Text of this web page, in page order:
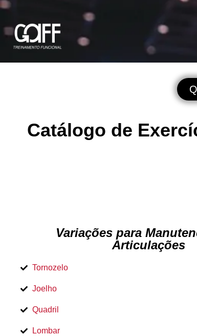
Catálogo de
Variações para
Articulações
Tornozelo
Joelho
Quadril
Lombar